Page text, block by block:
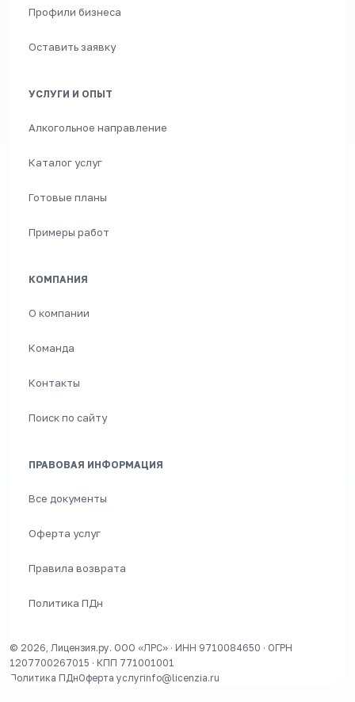
Профили бизнеса
Оставить заявку
УСЛУГИ И ОПЫТ
Алкогольное направление
Каталог услуг
Готовые планы
Примеры работ
КОМПАНИЯ
О компании
Команда
Контакты
Поиск по сайту
ПРАВОВАЯ ИНФОРМАЦИЯ
Все документы
Оферта услуг
Правила возврата
Политика ПДн
© 2026, Лицензия.ру. ООО «ЛРС» · ИНН 9710084650 · ОГРН
1207700267015 · КПП 771001001
Политика ПДнОферта услугinfo@licenzia.ru